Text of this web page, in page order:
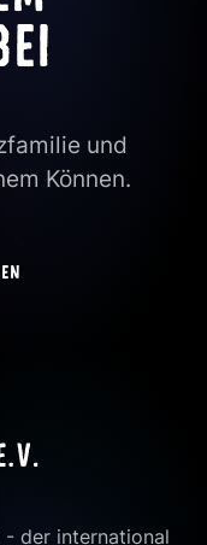
und
Können.
der international